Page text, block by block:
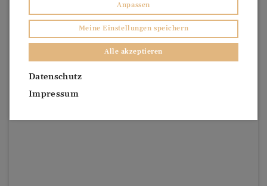
Anpassen
Meine Einstellungen speichern
Alle akzeptieren
Datenschutz
Impressum